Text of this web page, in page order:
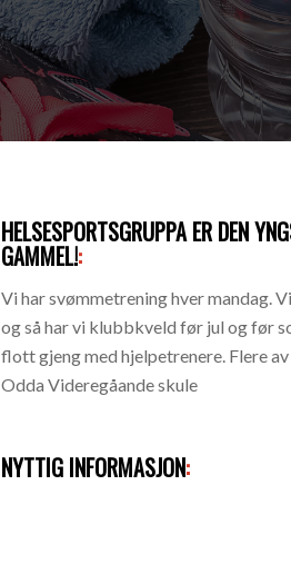
HELSESPORTSGRUPPA ER DEN
GAMMEL!:
Vi har svømmetrening hver mandag.
og så har vi klubbkveld før jul og før
flott gjeng med hjelpetrenere. Flere
Odda Videregåande skule
NYTTIG INFORMASJON: